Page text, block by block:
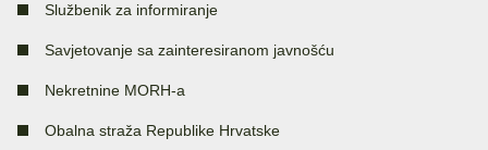
Službenik za informiranje
Savjetovanje sa zainteresiranom javnošću
Nekretnine MORH-a
Obalna straža Republike Hrvatske